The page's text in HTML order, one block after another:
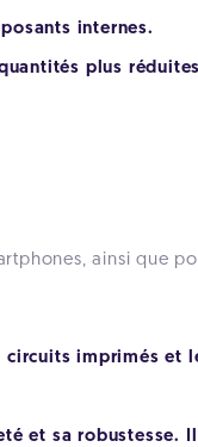
internes.
plus
ainsi que
imprimés et
et sa robustesse.